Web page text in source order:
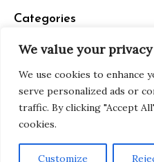
We value your privacy
We use cookies to enhance
serve personalized ads or
traffic. By clicking "Accept
cookies.
Customize
Categories
Copyright © All rights